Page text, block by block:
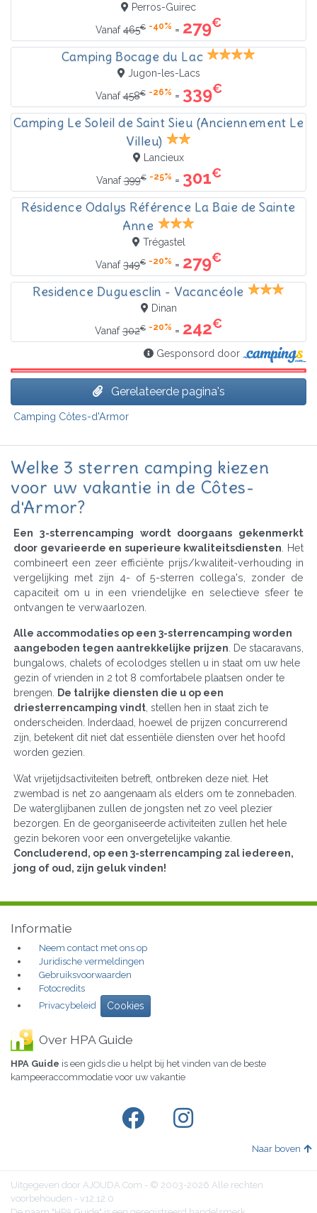
Perros-Guirec
Vanaf465€ -40% = 279€
Camping Bocage du Lac
Jugon-les-Lacs
Vanaf458€ -26% = 339€
Camping Le Soleil de Saint Sieu (Anciennement Le
Villeu)
Lancieux
Vanaf399€ -25% = 301€
Résidence Odalys Référence La Baie de Sainte
Anne
Trégastel
Vanaf349€ -20% = 279€
Residence Duguesclin - Vacancéole
Dinan
Vanaf302€ -20% = 242€
Gesponsord door
Gerelateerde pagina's
Camping Côtes-d'Armor
Welke 3 sterren camping kiezen
voor uw vakantie in de Côtes-
d'Armor?
Een 3-sterrencamping wordt doorgaans gekenmerkt
door gevarieerde en superieure kwaliteitsdiensten . Het
combineert een zeer efficiënte prijs/kwaliteit-verhouding in
vergelijking met zijn 4- of 5-sterren collega's, zonder de
capaciteit om u in een vriendelijke en selectieve sfeer te
ontvangen te verwaarlozen.
Alle accommodaties op een 3-sterrencamping worden
aangeboden tegen aantrekkelijke prijzen . De stacaravans,
bungalows, chalets of ecolodges stellen u in staat om uw hele
gezin of vrienden in 2 tot 8 comfortabele plaatsen onder te
brengen.
De talrijke diensten die u op een
driesterrencamping vindt , stellen hen in staat zich te
onderscheiden. Inderdaad, hoewel de prijzen concurrerend
zijn, betekent dit niet dat essentiële diensten over het hoofd
worden gezien.
Wat vrijetijdsactiviteiten betreft, ontbreken deze niet. Het
zwembad is net zo aangenaam als elders om te zonnebaden.
De waterglijbanen zullen de jongsten net zo veel plezier
bezorgen. En de georganiseerde activiteiten zullen het hele
gezin bekoren voor een onvergetelijke vakantie.
Concluderend, op een 3-sterrencamping zal iedereen,
jong of oud, zijn geluk vinden!
Informatie
Neem contact met ons op
Juridische vermeldingen
Gebruiksvoorwaarden
Fotocredits
Privacybeleid
Cookies
Over HPA Guide
HPA Guide is een gids die u helpt bij het vinden van de beste
kampeeraccommodatie voor uw vakantie
Naar boven
Uitgegeven door AJOUDA.Com - © 2003-2026 Alle rechten
voorbehouden - v12.12.0